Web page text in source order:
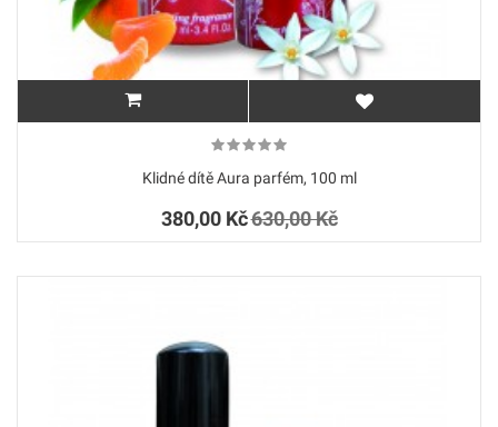
Klidné dítě Aura parfém, 100 ml
380,00 Kč630,00 Kč